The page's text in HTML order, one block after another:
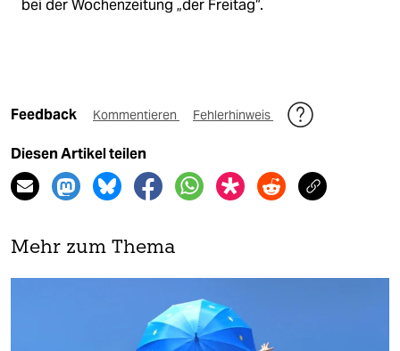
bei der Wochenzeitung „der Freitag“.
Feedback Kommentieren Fehlerhinweis
Diesen Artikel teilen
Mehr zum Thema